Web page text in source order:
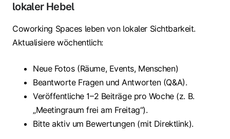
lokaler Hebel
Coworking Spaces leben von lokaler Sichtbarkeit.
Aktualisiere wöchentlich:
Neue Fotos (Räume, Events, Menschen)
Beantworte Fragen und Antworten (Q&A).
Veröffentliche 1–2 Beiträge pro Woche (z. B.
„Meetingraum frei am Freitag“).
Bitte aktiv um Bewertungen (mit Direktlink).